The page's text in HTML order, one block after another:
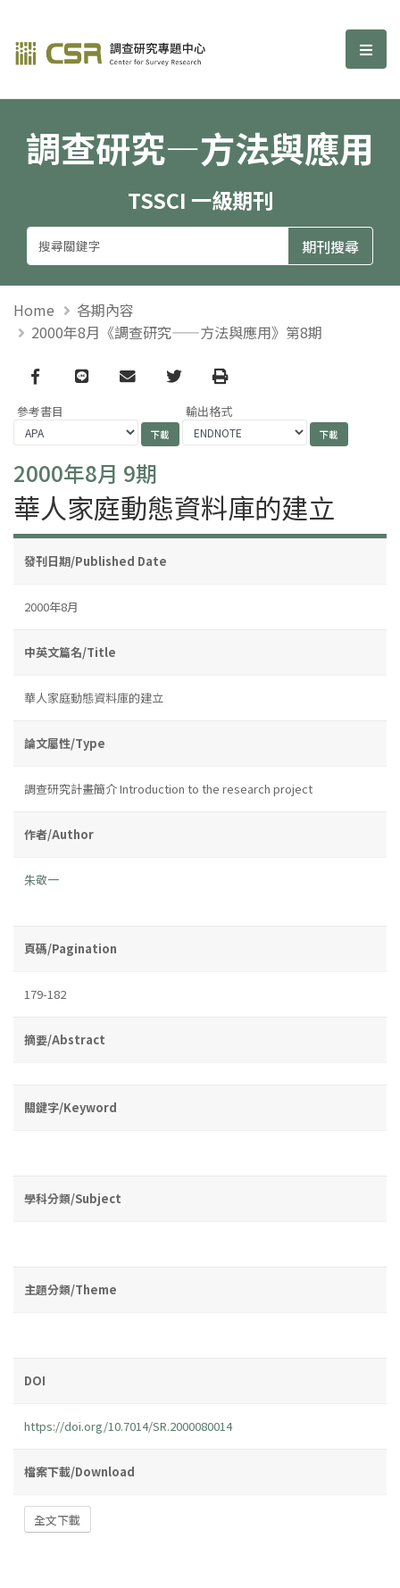
調查研究—方法與應用期刊 選
調查研究—方法與應用
TSSCI 一級期刊
Home
各期內容
2000年8月《調查研究——方法與應用》第8期
Facebook
line email TwitterPrint
參考書目 輸出格式
2000年8月 9期
華人家庭動態資料庫的建立
發刊日期/Published Date
2000年8月
中英文篇名/Title
華人家庭動態資料庫的建立
論文屬性/Type
調查研究計畫簡介 Introduction to the research project
作者/Author
朱敬一
頁碼/Pagination
179-182
摘要/Abstract
關鍵字/Keyword
學科分類/Subject
主題分類/Theme
DOI
https://doi.org/10.7014/SR.2000080014
檔案下載/Download
全文下載